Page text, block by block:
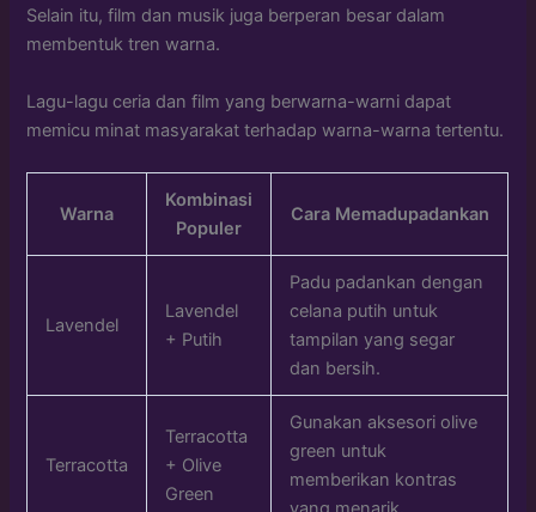
Selain itu, film dan musik juga berperan besar dalam
membentuk tren warna.
Lagu-lagu ceria dan film yang berwarna-warni dapat
memicu minat masyarakat terhadap warna-warna tertentu.
Warna
Kombinasi
Populer
Cara Memadupadankan
Lavendel
Lavendel
+ Putih
Padu padankan dengan
celana putih untuk
tampilan yang segar
dan bersih.
Terracotta
Terracotta
+ Olive
Green
Gunakan aksesori olive
green untuk
memberikan kontras